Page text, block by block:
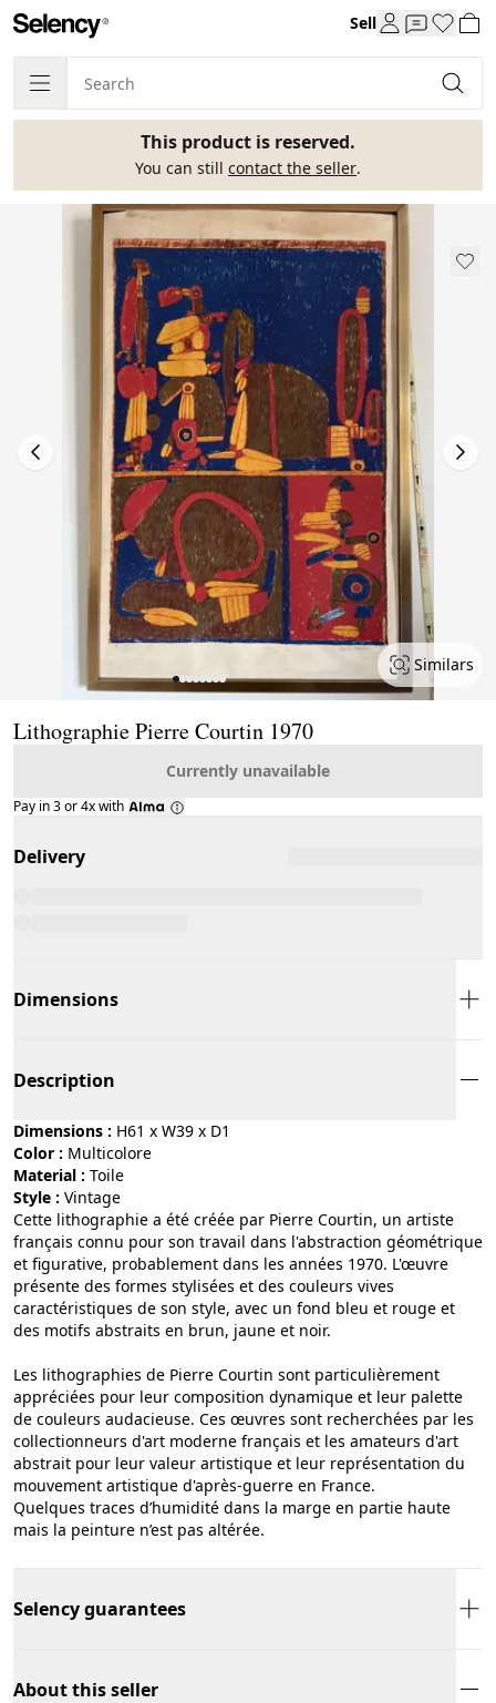
Sell
This product is reserved.
You can still contact the seller.
Similars
Lithographie Pierre Courtin 1970
Currently unavailable
Pay in 3 or 4x with
Delivery
Dimensions
Description
Dimensions : H61 x W39 x D1
Color :
multicolore
Material :
toile
Style :
vintage
Cette lithographie a été créée par Pierre Courtin, un artiste
français connu pour son travail dans l'abstraction géométrique
et figurative, probablement dans les années 1970. L'œuvre
présente des formes stylisées et des couleurs vives
caractéristiques de son style, avec un fond bleu et rouge et
des motifs abstraits en brun, jaune et noir.
Les lithographies de Pierre Courtin sont particulièrement
appréciées pour leur composition dynamique et leur palette
de couleurs audacieuse. Ces œuvres sont recherchées par les
collectionneurs d'art moderne français et les amateurs d'art
abstrait pour leur valeur artistique et leur représentation du
mouvement artistique d'après-guerre en France.
Quelques traces d’humidité dans la marge en partie haute
mais la peinture n’est pas altérée.
Selency guarantees
About this seller